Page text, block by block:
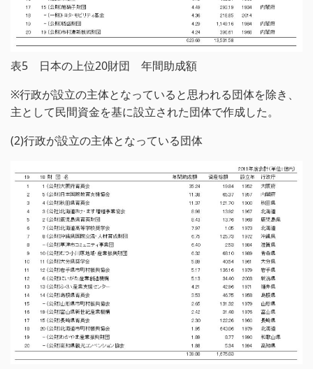
表5 日本の上位20財団 年間助成額
※行政が設立の主体となっていると思われる団体を除き、
主として民間資金を基に設立された団体で作成した。
(2)行政が設立の主体となっている団体